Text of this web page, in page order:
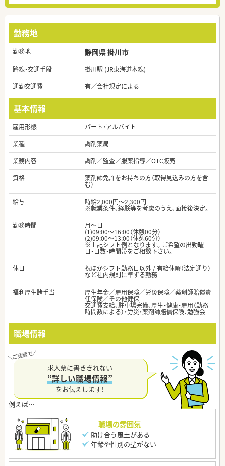
勤務地
勤務地 静岡県 掛川市
路線・交通手段
掛川駅 (JR東海道本線)
通勤交通費
有／会社規定による
基本情報
雇用形態
パート・アルバイト
業種
調剤薬局
業務内容
調剤／監査／服薬指導／OTC販売
資格
薬剤師免許をお持ちの方（取得見込みの方を含
む）
給与
時給2,000円～2,300円
※就業条件、経験等を考慮のうえ、面接後決定。
勤務時間
月～日
(1)09:00～16:00（休憩00分）
(2)09:00～13:00（休憩60分）
※上記シフト例となります。ご希望の出勤曜
日・日数・時間帯をご相談下さい。
休日
祝ほかシフト勤務日以外 / 有給休暇（法定通り）
など社内規則に準ずる勤務
福利厚生諸手当
厚生年金／雇用保険／労災保険／薬剤師賠償責
任保険／その他健保
交通費支給、駐車場完備、厚生・健康・雇用（勤務
時間数による）・労災・薬剤師賠償保険、勉強会
職場情報
求人票に書ききれない
“詳しい職場情報”
をお伝えします！
職場の雰囲気
助け合う風土がある
年齢や性別の壁がない